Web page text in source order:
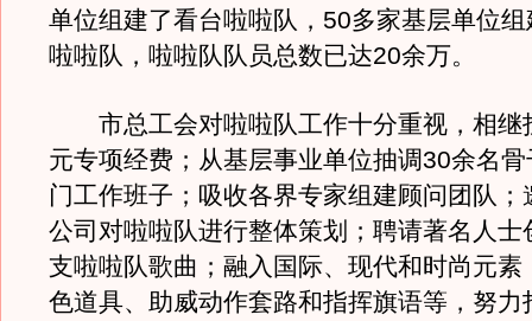
单位组建了看台啦啦队，50多家基层单位
啦啦队，啦啦队队员总数已达20余万。
市总工会对啦啦队工作十分重视，相继
元专项经费；从基层事业单位抽调30余名
门工作班子；吸收各界专家组建顾问团队；
公司对啦啦队进行整体策划；聘请著名人士
支啦啦队歌曲；融入国际、现代和时尚元素
色道具、助威动作套路和指挥旗语等，努力